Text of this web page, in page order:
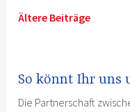
Beitragsnavigation
Ältere Beiträge
So könnt Ihr uns
Die Partnerschaft